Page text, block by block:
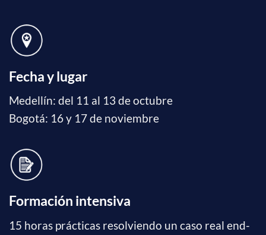
Fecha y lugar
Medellín: del 11 al 13 de octubre
Bogotá: 16 y 17 de noviembre
Formación intensiva
15 horas prácticas resolviendo un caso real end-